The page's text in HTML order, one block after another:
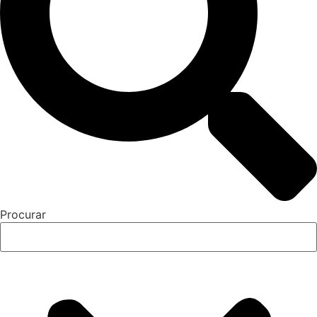
Procurar